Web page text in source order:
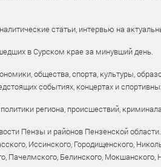
статьи, интервью на
в Сурском крае за минувший день.
общества, спорта, культуры,
событиях, концертах и
региона, происшествий,
Пензы и районов Пензенской
Иссинского, Городищенского,
Белинского, Мокшанского,